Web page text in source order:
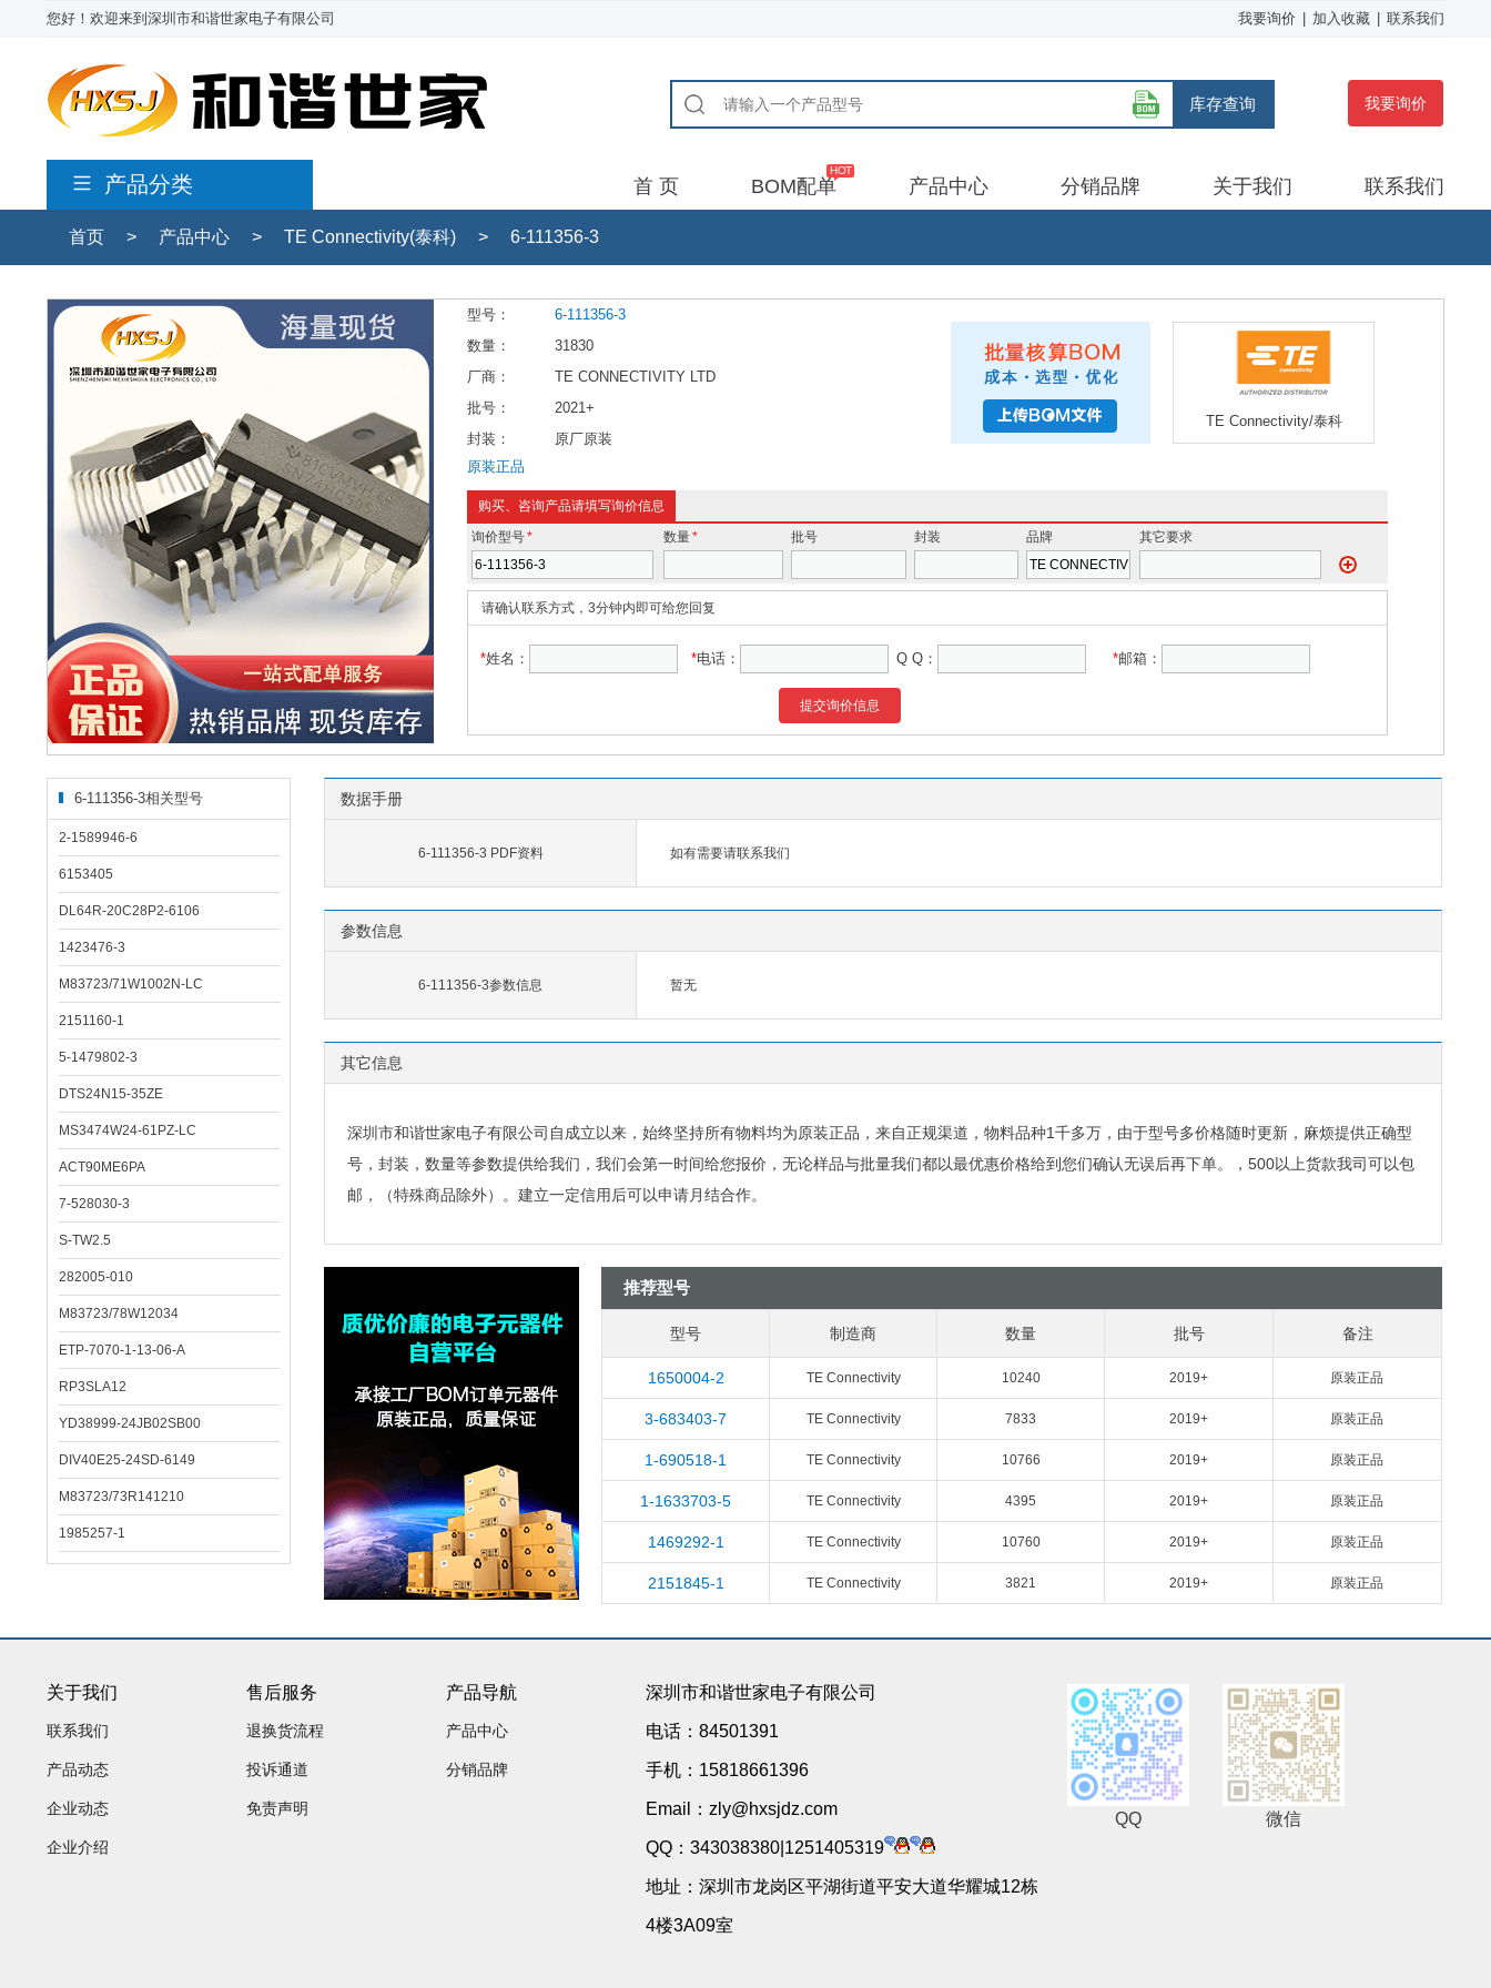
您好！欢迎来到深圳市和谐世家电子有限公司 我要询价 加入收藏 联系我们
库存查询 我要询价
产品分类 首 页 BOM配单 产品中心 分销品牌 关于我们 联系我们
首页 > 产品中心 > TE Connectivity(泰科) > 6-111356-3
型号：
6-111356-3
数量：
31830
厂商：
TE CONNECTIVITY LTD
批号：
2021+
封装：
原厂原装
原装正品
TE Connectivity/泰科
购买、咨询产品请填写询价信息
询价型号* 数量* 批号 封装 品牌 其它要求
请确认联系方式，3分钟内即可给您回复
*姓名： *电话： Q Q： *邮箱：
提交询价信息
6-111356-3相关型号
2-1589946-6
6153405
DL64R-20C28P2-6106
1423476-3
M83723/71W1002N-LC
2151160-1
5-1479802-3
DTS24N15-35ZE
MS3474W24-61PZ-LC
ACT90ME6PA
7-528030-3
S-TW2.5
282005-010
M83723/78W12034
ETP-7070-1-13-06-A
RP3SLA12
YD38999-24JB02SB00
DIV40E25-24SD-6149
M83723/73R141210
1985257-1
数据手册
6-111356-3 PDF资料 如有需要请联系我们
参数信息
6-111356-3参数信息 暂无
其它信息
深圳市和谐世家电子有限公司自成立以来，始终坚持所有物料均为原装正品，来自正规渠道，物料品种1千多万，由于型号多价格随时更新，麻烦提供正确型
号，封装，数量等参数提供给我们，我们会第一时间给您报价，无论样品与批量我们都以最优惠价格给到您们确认无误后再下单。， 500以上货款我司可以包
邮，（特殊商品除外）。建立一定信用后可以申请月结合作。
推荐型号
型号 制造商 数量 批号 备注
1650004-2 TE Connectivity 10240 2019+ 原装正品
3-683403-7 TE Connectivity 7833 2019+ 原装正品
1-690518-1 TE Connectivity 10766 2019+ 原装正品
1-1633703-5 TE Connectivity 4395 2019+ 原装正品
1469292-1 TE Connectivity 10760 2019+ 原装正品
2151845-1 TE Connectivity 3821 2019+ 原装正品
关于我们
联系我们
产品动态
企业动态
企业介绍
售后服务
退换货流程
投诉通道
免责声明
产品导航
产品中心
分销品牌
深圳市和谐世家电子有限公司
电话：84501391
手机：15818661396
Email：zly@hxsjdz.com
QQ：343038380|1251405319
地址：深圳市龙岗区平湖街道平安大道华耀城12栋
4楼3A09室
QQ 微信